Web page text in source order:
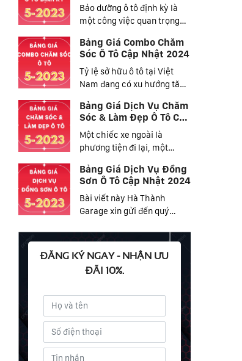
Bảo dưỡng ô tô định kỳ là
một công việc quan trọng
Bảng Giá Combo Chăm
Sóc Ô Tô Cập Nhật 2024
Tỷ lệ sở hữu ô tô tại Việt
Nam đang có xu hướng tăng
Bảng Giá Dịch Vụ Chăm
Sóc & Làm Đẹp Ô Tô Cập
Nhật 2024
Một chiếc xe ngoài là
phương tiện đi lại, một
Bảng Giá Dịch Vụ Đồng
Sơn Ô Tô Cập Nhật 2024
Bài viết này Hà Thành
Garage xin gửi đến quý
ĐĂNG KÝ NGAY - NHẬN ƯU
ĐÃI 10%.